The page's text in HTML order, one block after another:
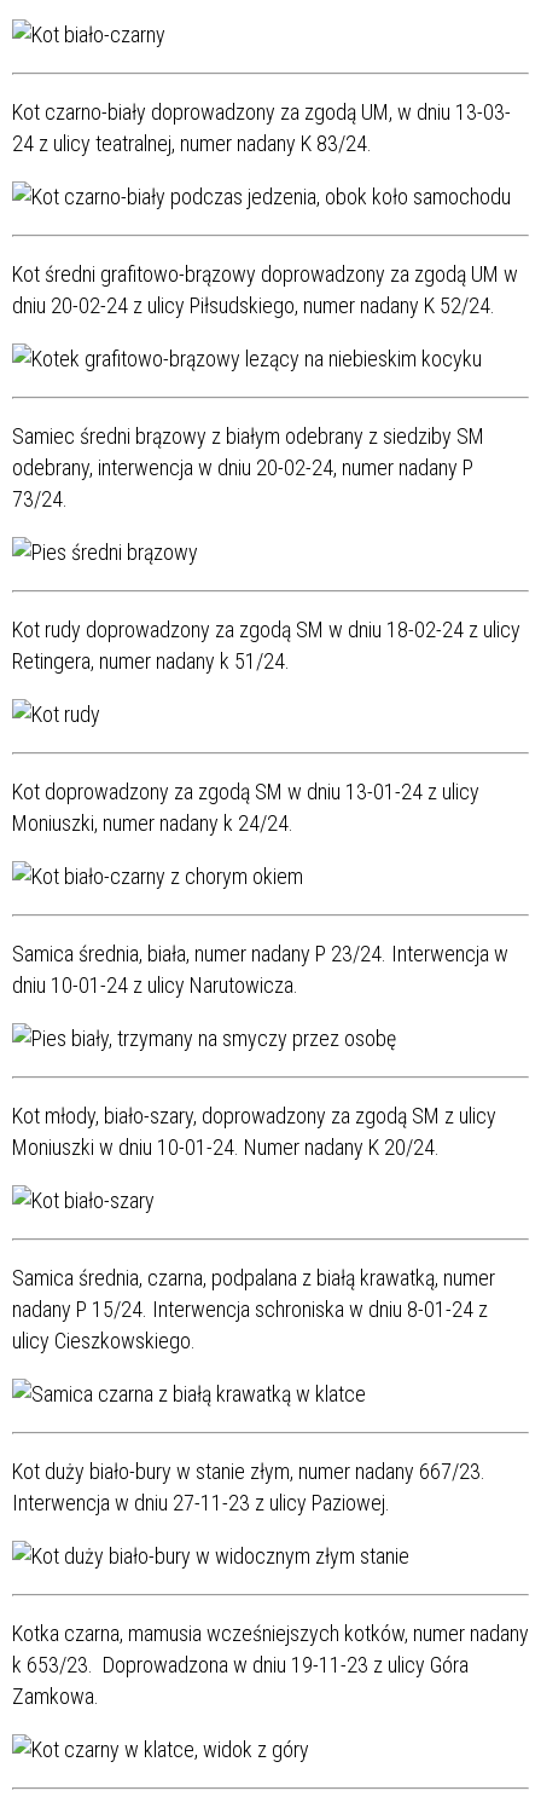
Kot czarno-biały doprowadzony za zgodą UM, w dniu 13-03-
24 z ulicy teatralnej, numer nadany K 83/24.
Kot średni grafitowo-brązowy doprowadzony za zgodą UM w
dniu 20-02-24 z ulicy Piłsudskiego, numer nadany K 52/24.
Samiec średni brązowy z białym odebrany z siedziby SM
odebrany, interwencja w dniu 20-02-24, numer nadany P
73/24.
Kot rudy doprowadzony za zgodą SM w dniu 18-02-24 z ulicy
Retingera, numer nadany k 51/24.
Kot doprowadzony za zgodą SM w dniu 13-01-24 z ulicy
Moniuszki, numer nadany k 24/24.
Samica średnia, biała, numer nadany P 23/24. Interwencja w
dniu 10-01-24 z ulicy Narutowicza.
Kot młody, biało-szary, doprowadzony za zgodą SM z ulicy
Moniuszki w dniu 10-01-24. Numer nadany K 20/24.
Samica średnia, czarna, podpalana z białą krawatką, numer
nadany P 15/24. Interwencja schroniska w dniu 8-01-24 z
ulicy Cieszkowskiego.
Kot duży biało-bury w stanie złym, numer nadany 667/23.
Interwencja w dniu 27-11-23 z ulicy Paziowej.
Kotka czarna, mamusia wcześniejszych kotków, numer nadany
k 653/23. Doprowadzona w dniu 19-11-23 z ulicy Góra
Zamkowa.